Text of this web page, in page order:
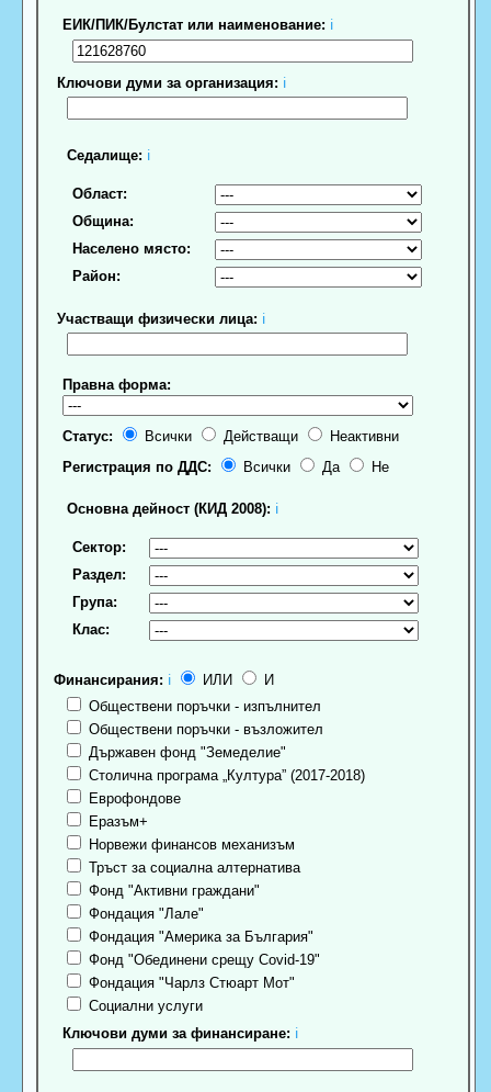
ЕИК/ПИК/Булстат или наименование: ℹ
Ключови думи за организация: ℹ
Седалище: ℹ
Област:
Община:
Населено място:
Район:
Участващи физически лица: ℹ
Правна форма:
Статус: Всички Действащи
Неактивни
Регистрация по ДДС:
Всички Да Не
Основна дейност (КИД 2008): ℹ
Сектор:
Раздел:
Група:
Клас:
Финансирания: ℹ ИЛИ
И
Обществени поръчки - изпълнител
Обществени поръчки - възложител
Държавен фонд "Земеделие"
Столична програма „Култура” (2017-2018)
Еврофондове
Еразъм+
Норвежи финансов механизъм
Тръст за социална алтернатива
Фонд "Активни граждани"
Фондация "Лале"
Фондация "Америка за България"
Фонд "Обединени срещу Covid-19"
Фондация "Чарлз Стюарт Мот"
Социални услуги
Ключови думи за финансиране: ℹ